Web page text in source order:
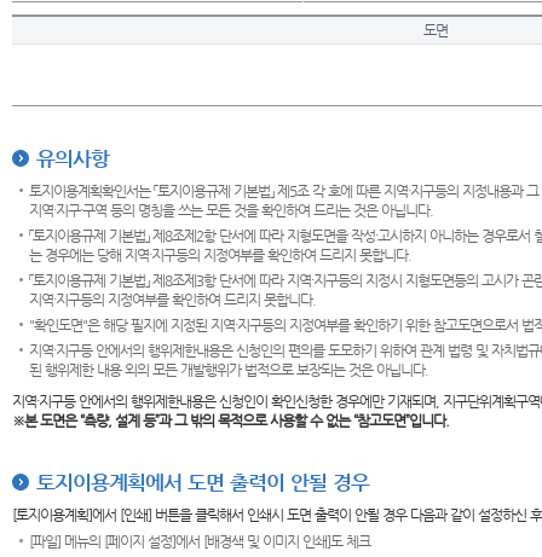
도면
유의사항
토지이용계획확인서는 「토지이용규제 기본법」 제5조 각 호에 따른 지역·지구등의 지정내용
지역·지구·구역 등의 명칭을 쓰는 모든 것을 확인하여 드리는 것은 아닙니다.
「토지이용규제 기본법」 제8조제2항 단서에 따라 지형도면을 작성·고시하지 아니하는 경우로
는 경우에는 당해 지역·지구등의 지정여부를 확인하여 드리지 못합니다.
「토지이용규제 기본법」 제8조제3항 단서에 따라 지역·지구등의 지정시 지형도면등의 고시가
지역·지구등의 지정여부를 확인하여 드리지 못합니다.
"확인도면"은 해당 필지에 지정된 지역·지구등의 지정여부를 확인하기 위한 참고도면으로서
지역·지구등 안에서의 행위제한내용은 신청인의 편의를 도모하기 위하여 관계 법령 및 자치
된 행위제한 내용 외의 모든 개발행위가 법적으로 보장되는 것은 아닙니다.
지역·지구등 안에서의 행위제한내용은 신청인이 확인신청한 경우에만 기재되며, 지구단위계획
※본 도면은“측량, 설계 등”과 그 밖의 목적으로 사용할 수 없는 “참고도면”입니다.
토지이용계획에서 도면 출력이 안될 경우
[토지이용계획]에서 [인쇄] 버튼을 클릭해서 인쇄시 도면 출력이 안될 경우 다음과 같이 설정하신
[파일] 메뉴의 [페이지 설정]에서 [배경색 및 이미지 인쇄]도 체크